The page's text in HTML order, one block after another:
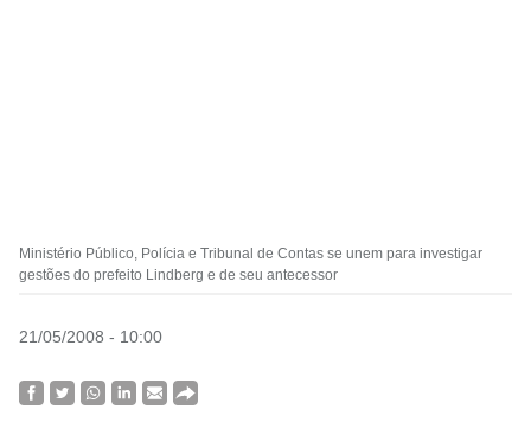
Ministério Público, Polícia e Tribunal de Contas se unem para investigar
gestões do prefeito Lindberg e de seu antecessor
21/05/2008 - 10:00